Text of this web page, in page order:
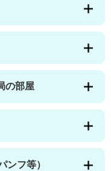
の部屋
ンフ等）